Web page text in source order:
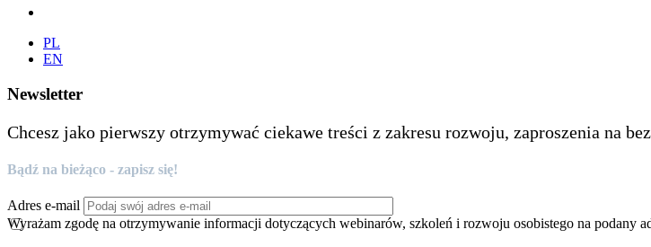
PL
EN
Newsletter
Chcesz jako pierwszy otrzymywać ciekawe treści z zakresu rozwoju, zaproszenia na
Bądź na bieżąco - zapisz się!
Adres e-mail
Wyrażam zgodę na otrzymywanie informacji dotyczących webinarów, szkoleń i rozwoju osobistego na podany